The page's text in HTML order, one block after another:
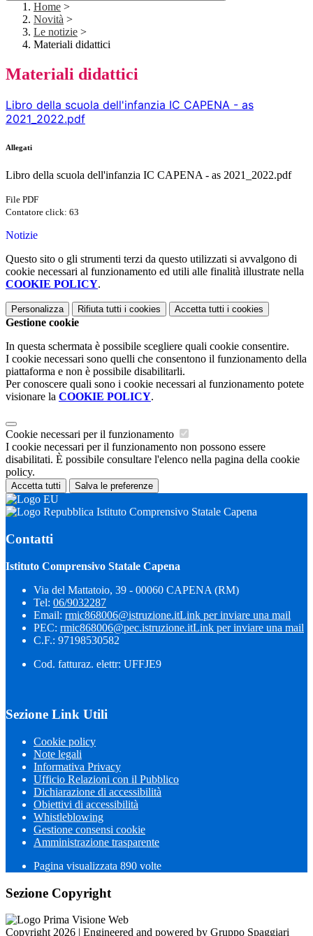
Home >
Novità >
Le notizie >
Materiali didattici
Materiali didattici
Libro della scuola dell'infanzia IC CAPENA - as
2021_2022.pdf
Allegati
Libro della scuola dell'infanzia IC CAPENA - as 2021_2022.pdf
File PDF
Contatore click: 63
Notizie
Questo sito o gli strumenti terzi da questo utilizzati si avvalgono di
cookie necessari al funzionamento ed utili alle finalità illustrate nella
COOKIE POLICY.
Personalizza Rifiuta tutti i cookies Accetta tutti i cookies
Gestione cookie
In questa schermata è possibile scegliere quali cookie consentire.
I cookie necessari sono quelli che consentono il funzionamento della
piattaforma e non è possibile disabilitarli.
Per conoscere quali sono i cookie necessari al funzionamento potete
visionare la COOKIE POLICY.
Cookie necessari per il funzionamento
I cookie necessari per il funzionamento non possono essere
disabilitati. È possibile consultare l'elenco nella pagina della cookie
policy.
Accetta tutti Salva le preferenze
Istituto Comprensivo Statale Capena
Contatti
Istituto Comprensivo Statale Capena
Via del Mattatoio, 39 - 00060 CAPENA (RM)
Tel: 06/9032287
Email: rmic868006@istruzione.itLink per inviare una mail
PEC: rmic868006@pec.istruzione.itLink per inviare una mail
C.F.: 97198530582
Cod. fatturaz. elettr: UFFJE9
Sezione Link Utili
Cookie policy
Note legali
Informativa Privacy
Ufficio Relazioni con il Pubblico
Dichiarazione di accessibilità
Obiettivi di accessibilità
Whistleblowing
Gestione consensi cookie
Amministrazione trasparente
Pagina visualizzata 890 volte
Sezione Copyright
Copyright 2026 | Engineered and powered by Gruppo Spaggiari